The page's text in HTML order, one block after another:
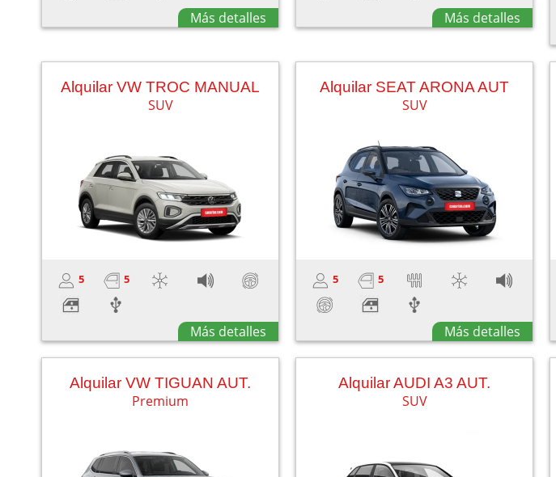
Más detalles Más detalles
Alquilar VW TROC MANUAL
SUV
5 5
Más detalles
Alquilar SEAT ARONA AUT
SUV
5 5
Más detalles
Alquilar VW TIGUAN AUT.
Premium
Alquilar AUDI A3 AUT.
SUV